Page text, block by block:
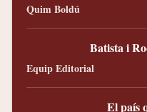
Quim Boldú
Batista i
Equip Editorial
El país